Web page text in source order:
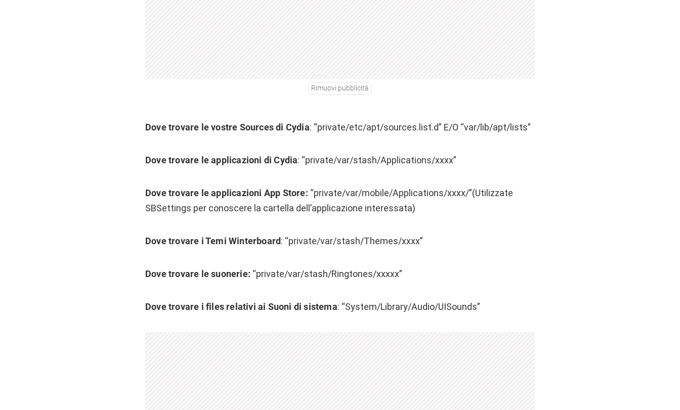
Rimuovi pubblicità
Dove trovare le vostre Sources di Cydia: “private/etc/apt/sources.list.d” E/O “var/lib/apt/lists”
Dove trovare le applicazioni di Cydia: “private/var/stash/Applications/xxxx”
Dove trovare le applicazioni App Store: “private/var/mobile/Applications/xxxx/”(Utilizzate
SBSettings per conoscere la cartella dell’applicazione interessata)
Dove trovare i Temi Winterboard: “private/var/stash/Themes/xxxx”
Dove trovare le suonerie: “private/var/stash/Ringtones/xxxxx”
Dove trovare i files relativi ai Suoni di sistema: “System/Library/Audio/UISounds”